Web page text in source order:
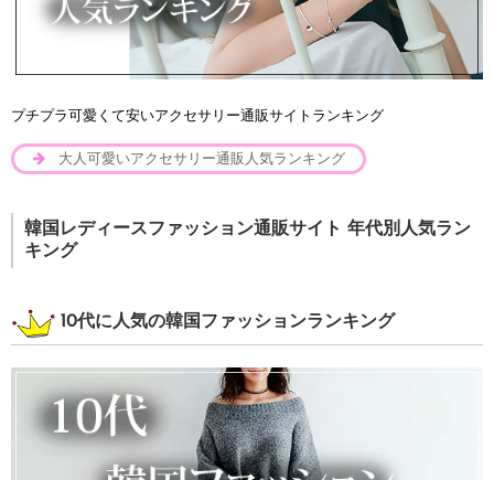
プチプラ可愛くて安いアクセサリー通販サイトランキング
大人可愛いアクセサリー通販人気ランキング
韓国レディースファッション通販サイト 年代別人気ラン
キング
10代に人気の韓国ファッションランキング